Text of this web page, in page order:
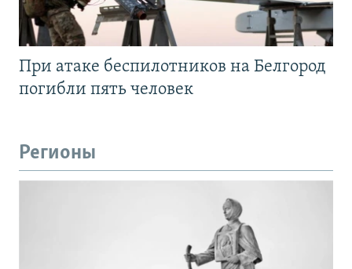
При атаке беспилотников на Белгород
погибли пять человек
Регионы